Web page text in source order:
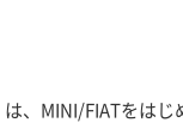
は、MINI/FIATをは